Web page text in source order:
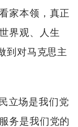
家本领，真正
界观、人生
到对马克思主
立场是我们党
务是我们党的